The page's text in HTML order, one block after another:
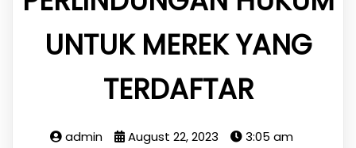
UNTUK MEREK YANG
TERDAFTAR
admin August 22, 2023 3:05 am